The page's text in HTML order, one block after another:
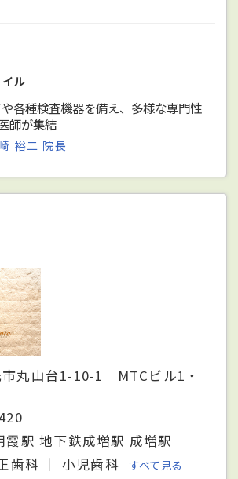
ル
各種検査機器を備え、多様な専門性
師が集結
裕二 院長
丸山台1-10-1 MTCビル1・
霞駅 地下鉄成増駅 成増駅
歯科 小児歯科 すべて見る